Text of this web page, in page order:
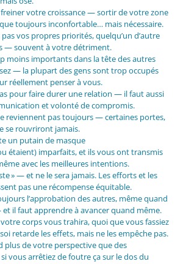
votre croissance — sortir de votre zone
toujours inconfortable… mais nécessaire.
pas vos propres priorités, quelqu’un d’autre
— souvent à votre détriment.
moins importants dans la tête des autres
— la plupart des gens sont trop occupés
réellement penser à vous.
pour faire durer une relation — il faut aussi
et volonté de compromis.
reviennent pas toujours — certaines portes,
se rouvriront jamais.
un putain de masque
étaient) imparfaits, et ils vous ont transmis
avec les meilleures intentions.
» — et ne le sera jamais. Les efforts et les
pas une récompense équitable.
l’approbation des autres, même quand
il faut apprendre à avancer quand même.
corps vous trahira, quoi que vous fassiez
retarde les effets, mais ne les empêche pas.
plus de votre perspective que des
vous arrêtiez de foutre ça sur le dos du